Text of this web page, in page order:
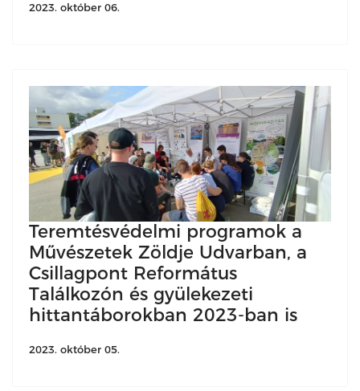
2023. október 06.
Teremtésvédelmi programok a
Művészetek Zöldje Udvarban, a
Csillagpont Református
Találkozón és gyülekezeti
hittantáborokban 2023-ban is
2023. október 05.